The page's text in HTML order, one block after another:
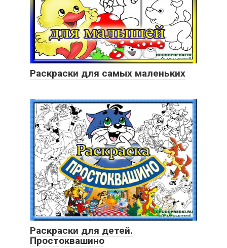
Раскраски для самых маленьких
Раскраски для детей.
Простоквашино